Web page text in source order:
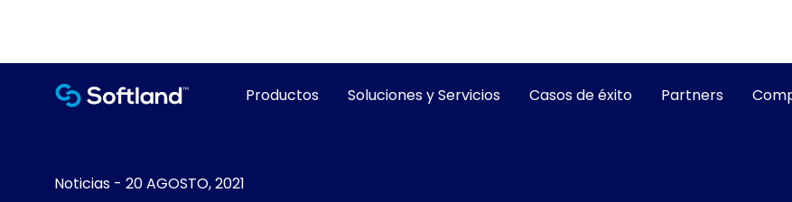
Productos Soluciones y Servicios Casos de éxito Partners
Noticias - 20 AGOSTO, 2021